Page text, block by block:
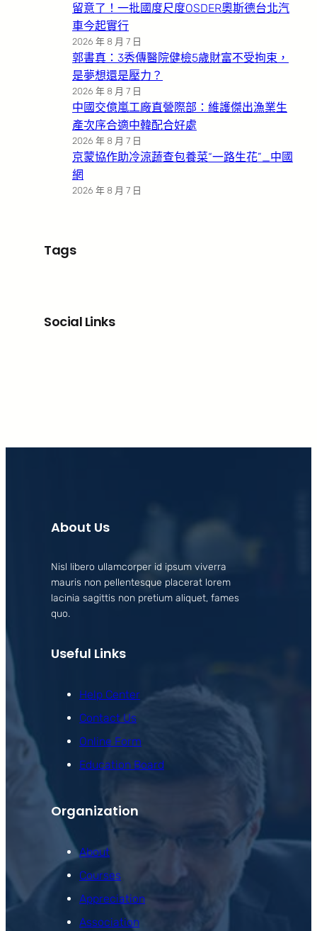
留意了！一批國度尺度OSDER奧斯德台北汽
車今起實行
2026 年 8 月 7 日
郭書真：3秀傳醫院健檢5歲財富不受拘束，
是夢想還是壓力？
2026 年 8 月 7 日
中國交億嵐工廠直營際部：維護傑出漁業生
產次序合適中韓配合好處
2026 年 8 月 7 日
京蒙協作助冷涼蔬查包養菜“一路生花”_中國
網
2026 年 8 月 7 日
Tags
Social Links
About Us
Nisl libero ullamcorper id ipsum viverra
mauris non pellentesque placerat lorem
lacinia sagittis non pretium aliquet, fames
quo.
Useful Links
Help Center
Contact Us
Online Form
Education Board
Organization
About
Courses
Appreciation
Association